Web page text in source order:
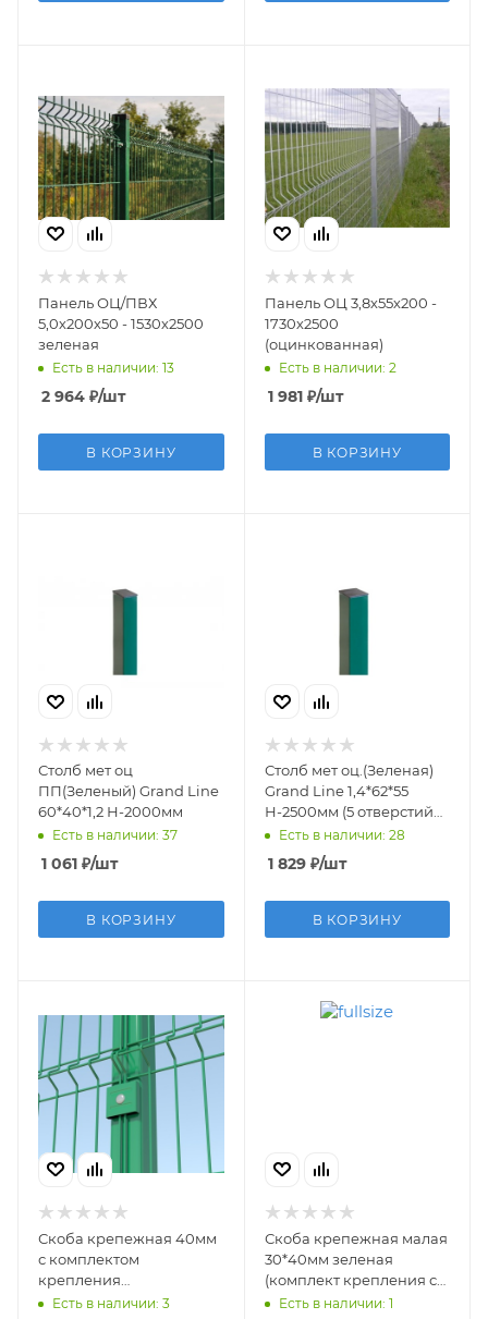
Панель ОЦ/ПВХ
5,0х200х50 - 1530х2500
зеленая
Есть в наличии: 13
2 964 ₽/шт
В КОРЗИНУ
Панель ОЦ 3,8х55х200 -
1730х2500
(оцинкованная)
Есть в наличии: 2
1 981₽/шт
В КОРЗИНУ
Столб мет оц
ПП(Зеленый) Grand Line
60*40*1,2 Н-2000мм
Есть в наличии: 37
1 061 ₽/шт
В КОРЗИНУ
Столб мет оц.(Зеленая)
Grand Line 1,4*62*55
Н-2500мм (5 отверстий
для панелей
1,53/1,73/2,03)
Есть в наличии: 28
1 829₽/шт
В КОРЗИНУ
Скоба крепежная 40мм
с комплектом
крепления
оцинкованная
Есть в наличии: 3
Скоба крепежная малая
30*40мм зеленая
(комплект крепления с
саморезом)
Есть в наличии: 1